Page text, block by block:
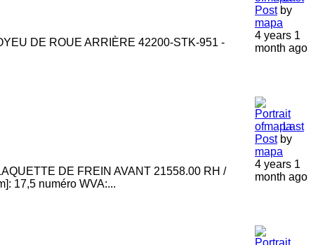
DE ROUE ARRIÈRE 42200-STK-951 -
Postby
mapa
4 years 1
month ago
DE FREIN AVANT 21558.00 RH /
17,5 numéro WVA:...
Last
Postby
mapa
4 years 1
month ago